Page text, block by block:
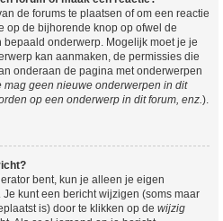
de forums te plaatsen of om een reactie
op de bijhorende knop op ofwel de
onderwerp. Mogelijk moet je je
kan aanmaken, de permissies die
onderaan de pagina met onderwerpen
mag geen nieuwe onderwerpen in dit
op een onderwerp in dit forum, enz.).
bent, kun je alleen je eigen
kunt een bericht wijzigen (soms maar
is) door te klikken op de wijzig